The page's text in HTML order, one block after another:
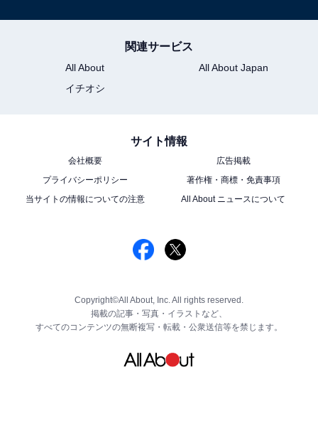
関連サービス
All About
All About Japan
イチオシ
サイト情報
会社概要
広告掲載
プライバシーポリシー
著作権・商標・免責事項
当サイトの情報についての注意
All About ニュースについて
Copyright©All About, Inc. All rights reserved.
掲載の記事・写真・イラストなど、
すべてのコンテンツの無断複写・転載・公衆送信等を禁じます。